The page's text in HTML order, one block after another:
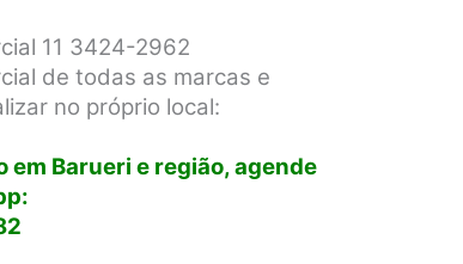
11 3424-2962
de todas as marcas e
no próprio local:
Barueri e região, agende